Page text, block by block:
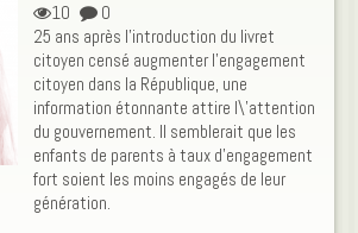
10
0
25 ans après l’introduction du livret
citoyen censé augmenter l’engagement
citoyen dans la République, une
information étonnante attire l\'attention
du gouvernement. Il semblerait que les
enfants de parents à taux d’engagement
fort soient les moins engagés de leur
génération.